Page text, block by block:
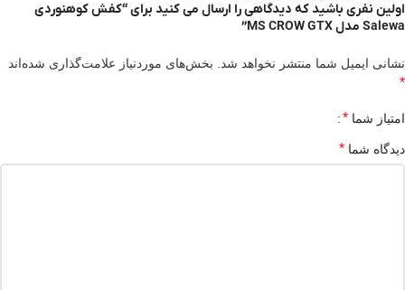
اولین نفری باشید که دیدگاهی را ارسال می کنید برای “کفش کوهنوردی
Salewa مدل MS CROW GTX”
نشانی ایمیل شما منتشر نخواهد شد. بخش‌های موردنیاز علامت‌گذاری شده‌اند
*
امتیاز شما *
دیدگاه شما *